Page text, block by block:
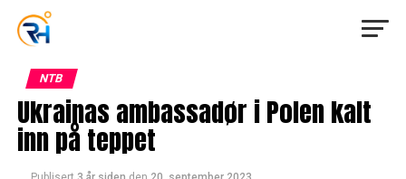
NTB
Ukrainas ambassadør i Polen kalt
inn på teppet